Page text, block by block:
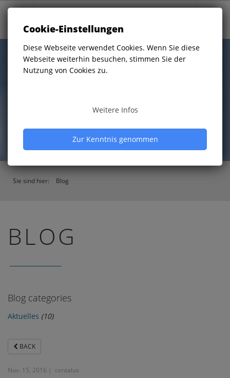
BLOG
Sie sind hier: Blog
BLOG
Blog categories
Aktuelles (10)
BACK
Nov. 15, 2016 | centalus
Cookie-Einstellungen
Diese Webseite verwendet Cookies. Wenn Sie diese
Webseite weiterhin besuchen, stimmen Sie der
Nutzung von Cookies zu.
Weitere Infos
Zur Kenntnis genommen